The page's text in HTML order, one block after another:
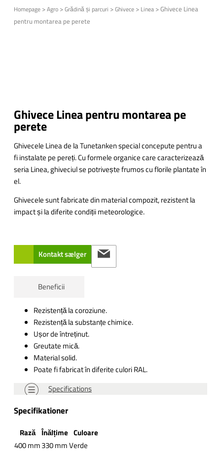
Homepage >Agro >Grădină și parcuri >Ghivece > Linea >Ghivece Linea
pentru montarea pe perete
Ghivece Linea pentru montarea pe
perete
Ghivecele Linea de la Tunetanken special concepute pentru a
fi instalate pe pereți.Cu formele organice care caracterizează
seria Linea, ghiveciul se potrivește frumos cu florile plantate în
el.
Ghivecele sunt fabricate din material compozit, rezistent la
impact și la diferite condiții meteorologice.
Kontakt sælger
Beneficii
Rezistență la coroziune.
Rezistență la substanțe chimice.
Ușor de întreținut.
Greutate mică.
Material solid.
Poate fi fabricat în diferite culori RAL.
Specifications
Specifikationer
Rază Înălțime Culoare
400 mm330 mmVerde